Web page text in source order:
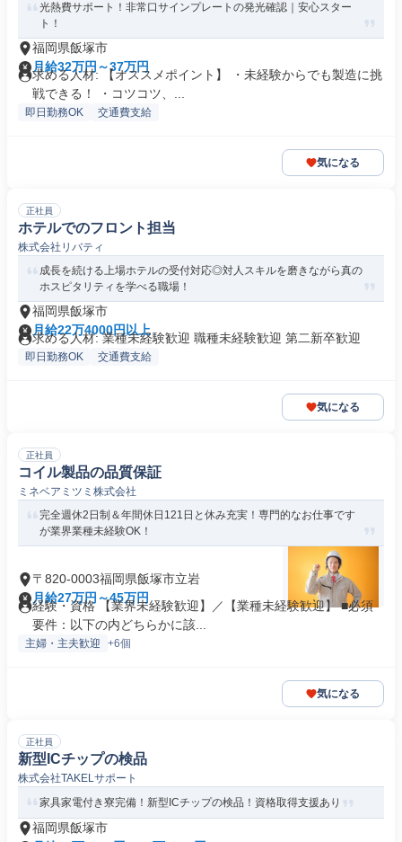
光熱費サポート！非常口サインプレートの発光確認｜安心スター
ト！
福岡県飯塚市
月給32万円～37万円
求める人材: 【オススメポイント】 ・未経験からでも製造に挑
戦できる！ ・コツコツ、...
即日勤務OK 交通費支給
気になる
正社員
ホテルでのフロント担当
株式会社リバティ
成長を続ける上場ホテルの受付対応◎対人スキルを磨きながら真の
ホスピタリティを学べる職場！
福岡県飯塚市
月給22万4000円以上
求める人材: 業種未経験歓迎 職種未経験歓迎 第二新卒歓迎
即日勤務OK 交通費支給
気になる
正社員
コイル製品の品質保証
ミネベアミツミ株式会社
完全週休2日制＆年間休日121日と休み充実！専門的なお仕事です
が業界業種未経験OK！
〒820-0003福岡県飯塚市立岩
月給27万円～45万円
経験・資格 【業界未経験歓迎】／【業種未経験歓迎】 ■必須
要件：以下の内どちらかに該...
主婦・主夫歓迎 +6個
気になる
正社員
新型ICチップの検品
株式会社TAKELサポート
家具家電付き寮完備！新型ICチップの検品！資格取得支援あり
福岡県飯塚市